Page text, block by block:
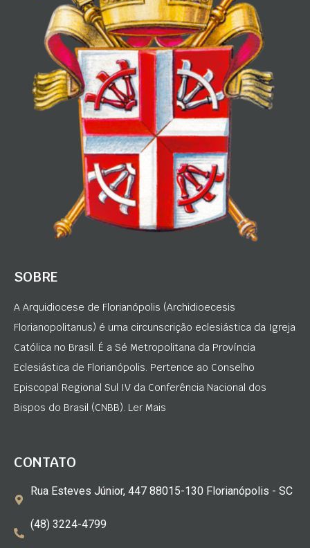
SOBRE
A Arquidiocese de Florianópolis (Archidioecesis
Florianopolitanus) é uma circunscrição eclesiástica da Igreja
Católica no Brasil. É a Sé Metropolitana da Província
Eclesiástica de Florianópolis. Pertence ao Conselho
Episcopal Regional Sul IV da Conferência Nacional dos
Bispos do Brasil (CNBB). Ler Mais
CONTATO
Rua Esteves Júnior, 447 88015-130 Florianópolis - SC
(48) 3224-4799